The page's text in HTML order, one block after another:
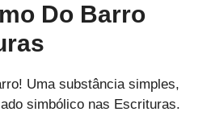
Do Barro
Uma substância simples,
simbólico nas Escrituras.